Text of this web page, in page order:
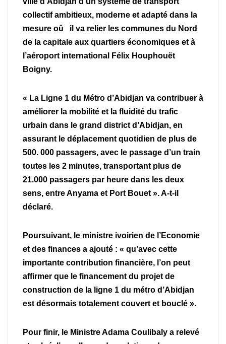
collectif ambitieux, moderne et adapté dans la
mesure oû il va relier les communes du Nord
de la capitale aux quartiers économiques et à
l’aéroport international Félix Houphouët
Boigny.
« La Ligne 1 du Métro d’Abidjan va contribuer à
améliorer la mobilité et la fluidité du trafic
urbain dans le grand district d’Abidjan, en
assurant le déplacement quotidien de plus de
500. 000 passagers, avec le passage d’un train
toutes les 2 minutes, transportant plus de
21.000 passagers par heure dans les deux
sens, entre Anyama et Port Bouet ». A-t-il
déclaré.
Poursuivant, le ministre ivoirien de l’Economie
et des finances a ajouté : « qu’avec cette
importante contribution financière, l’on peut
affirmer que le financement du projet de
construction de la ligne 1 du métro d’Abidjan
est désormais totalement couvert et bouclé ».
Pour finir, le Ministre Adama Coulibaly a relevé